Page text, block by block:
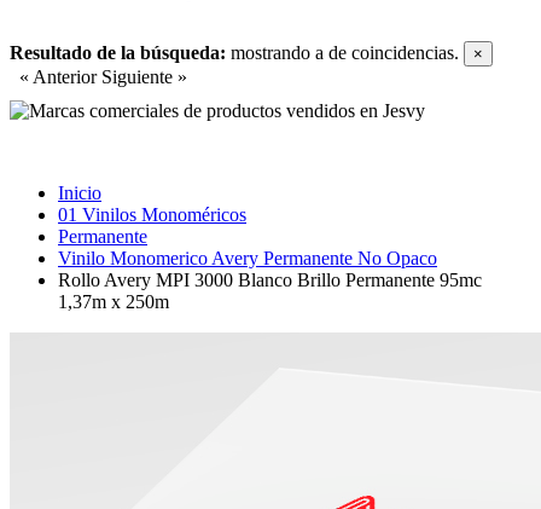
Resultado de la búsqueda: mostrando a de coincidencias. ×
« Anterior Siguiente »
Inicio
01 Vinilos Monoméricos
Permanente
Vinilo Monomerico Avery Permanente No Opaco
Rollo Avery MPI 3000 Blanco Brillo Permanente 95mc
1,37m x 250m